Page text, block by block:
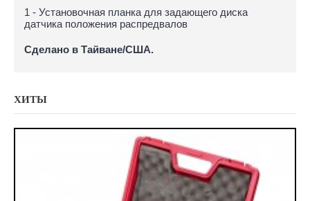
1 - Установочная планка для задающего диска
датчика положения распредвалов
Сделано в Тайване/США.
ХИТЫ